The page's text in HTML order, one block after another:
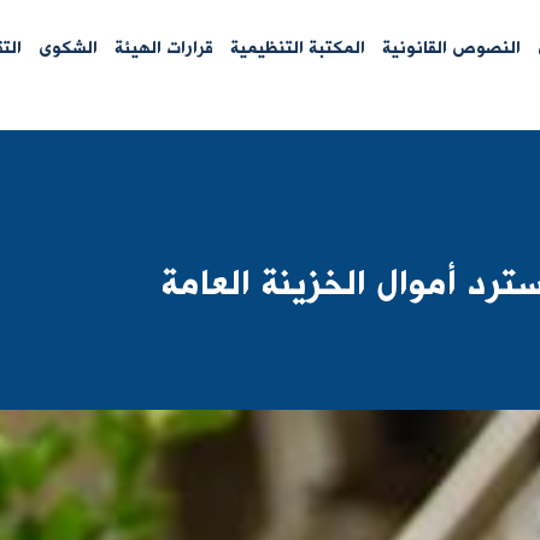
النصوص القانونية المكتبة التنظيمية قرارات الهيئة الشكوى
أموال الخزينة العامة